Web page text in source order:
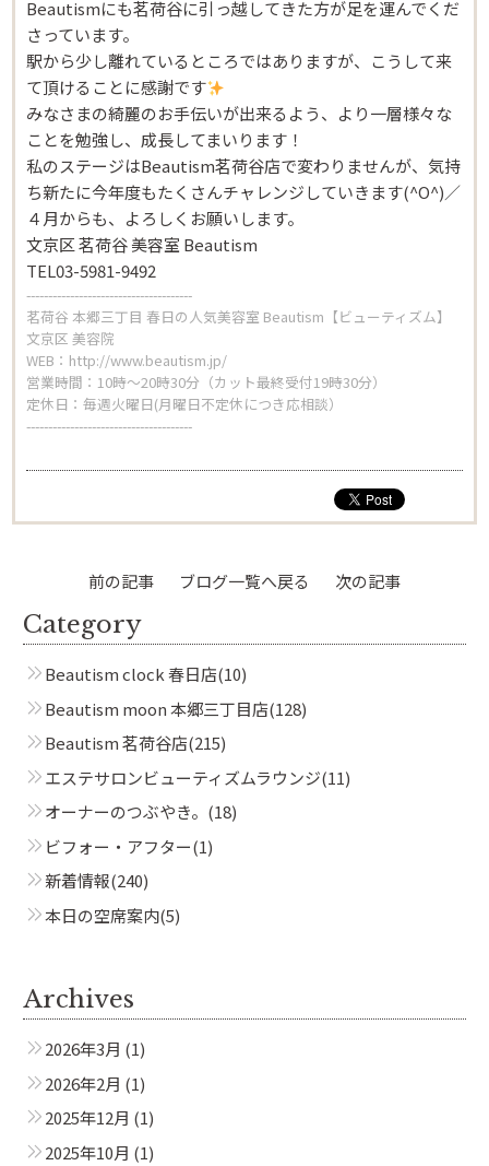
Beautismにも茗荷谷に引っ越してきた方が足を運んでくだ
さっています。
駅から少し離れているところではありますが、こうして来
て頂けることに感謝です
みなさまの綺麗のお手伝いが出来るよう、より一層様々な
ことを勉強し、成長してまいります！
私のステージはBeautism茗荷谷店で変わりませんが、気持
ち新たに今年度もたくさんチャレンジしていきます(^O^)／
４月からも、よろしくお願いします。
文京区 茗荷谷 美容室 Beautism
TEL03-5981-9492
--------------------------------------
茗荷谷 本郷三丁目 春日の人気美容室 Beautism【ビューティズム】
文京区 美容院
WEB： http://www.beautism.jp/
営業時間：10時～20時30分（カット最終受付19時30分）
定休日：毎週火曜日(月曜日不定休につき応相談）
--------------------------------------
前の記事 ブログ一覧へ戻る 次の記事
Category
Beautism clock 春日店(10)
Beautism moon 本郷三丁目店(128)
Beautism 茗荷谷店(215)
エステサロンビューティズムラウンジ(11)
オーナーのつぶやき。 (18)
ビフォー・アフター(1)
新着情報(240)
本日の空席案内(5)
Archives
2026年3月 (1)
2026年2月 (1)
2025年12月 (1)
2025年10月 (1)
春日店
Beautism
loundge